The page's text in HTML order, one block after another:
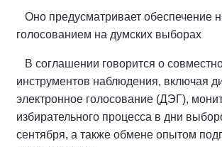
Оно предусматривает обеспечение
голосованием на думских выборах
В соглашении говорится о
инструментов наблюдения, включая
электронное голосование (ДЭГ),
избирательного процесса в дни
сентября, а также обмене опытом